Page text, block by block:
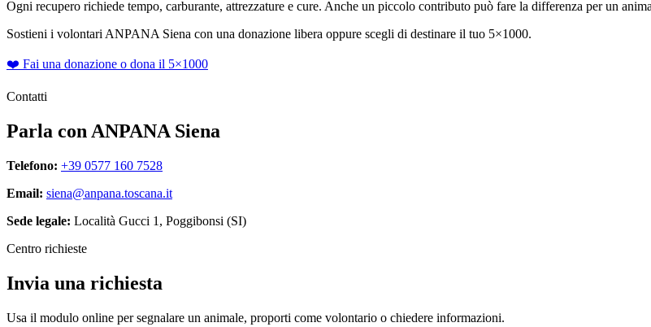
Ogni recupero richiede tempo, carburante, attrezzature e cure. Anche un piccolo contributo può fare la differenza per un
Sostieni i volontari ANPANA Siena con una donazione libera oppure scegli di destinare il tuo 5×1000.
❤️ Fai una donazione o dona il 5×1000
Contatti
Parla con ANPANA Siena
Telefono: +39 0577 160 7528
Email: siena@anpana.toscana.it
Sede legale: Località Gucci 1, Poggibonsi (SI)
Centro richieste
Invia una richiesta
Usa il modulo online per segnalare un animale, proporti come volontario o chiedere informazioni.